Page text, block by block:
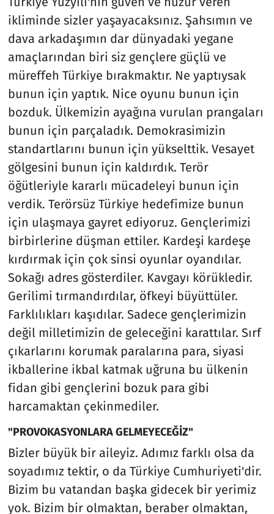
ikliminde sizler yaşayacaksınız. Şahsımın ve
dava arkadaşımın dar dünyadaki yegane
amaçlarından biri siz gençlere güçlü ve
müreffeh Türkiye bırakmaktır. Ne yaptıysak
bunun için yaptık. Nice oyunu bunun için
bozduk. Ülkemizin ayağına vurulan prangaları
bunun için parçaladık. Demokrasimizin
standartlarını bunun için yükselttik. Vesayet
gölgesini bunun için kaldırdık. Terör
öğütleriyle kararlı mücadeleyi bunun için
verdik. Terörsüz Türkiye hedefimize bunun
için ulaşmaya gayret ediyoruz. Gençlerimizi
birbirlerine düşman ettiler. Kardeşi kardeşe
kırdırmak için çok sinsi oyunlar oyandılar.
Sokağı adres gösterdiler. Kavgayı körükledir.
Gerilimi tırmandırdılar, öfkeyi büyüttüler.
Farklılıkları kaşıdılar. Sadece gençlerimizin
değil milletimizin de geleceğini karattılar. Sırf
çıkarlarını korumak paralarına para, siyasi
ikballerine ikbal katmak uğruna bu ülkenin
fidan gibi gençlerini bozuk para gibi
harcamaktan çekinmediler.
"PROVOKASYONLARA GELMEYECEĞİZ"
Bizler büyük bir aileyiz. Adımız farklı olsa da
soyadımız tektir, o da Türkiye Cumhuriyeti'dir.
Bizim bu vatandan başka gidecek bir yerimiz
yok. Bizim bir olmaktan, beraber olmaktan,